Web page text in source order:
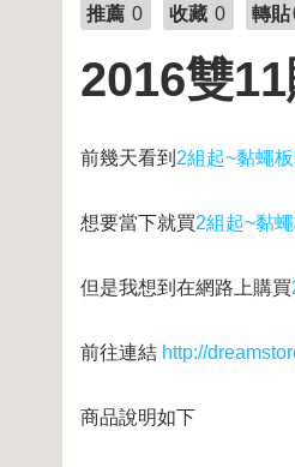
推薦 0 收藏 0 轉貼
2016雙
前幾天看到 2組起~黏蠅
想要當下就買2組起~黏
但是我想到在網路上購買
前往連結 http://
商品說明如下